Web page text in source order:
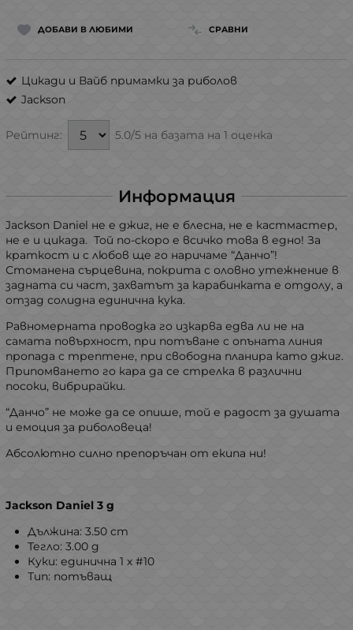
ДОБАВИ В ЛЮБИМИ СРАВНИ
Цикади и Вайб примамки за риболов
Jackson
Рейтинг: 5.0/5 на базата на 1 оценка
Информация
Jackson Daniel не е джиг, не е блесна, не е кастмастер,
не е и цикада. Той по-скоро е всичко това в едно! За
краткост и с любов ще го наричаме “Данчо”!
Стоманена сърцевина, покрита с оловно утежнение в
задната си част, захватът за карабинката е отдолу, а
отзад солидна единична кука.
Равномерната проводка го изкарва едва ли не на
самата повърхност, при потъване с опъната линия
пропада с трептене, при свободна планира като джиг.
Припомването го кара да се стрелка в различни
посоки, вибрирайки.
“Данчо” не може да се опише, той е радост за душата
и емоция за риболовеца!
Абсолютно силно препоръчан от екипа ни!
Jackson Daniel 3 g
Дължина: 3.50 сm
Тегло: 3.00 g
Куки: единична 1 х #10
Тип: потъващ